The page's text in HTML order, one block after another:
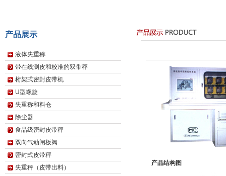
产品展示
液体失重称
带在线测皮和校准的双带秤
桁架式密封皮带机
U型螺旋
失重称和料仓
除尘器
食品级密封皮带秤
双向气动闸板阀
密封式皮带秤
失重秤（皮带出料）
产品结构图